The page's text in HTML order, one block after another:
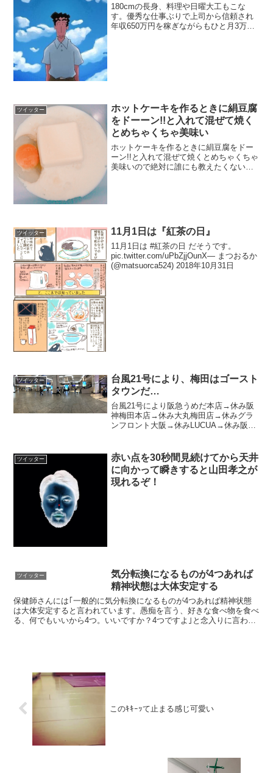
180cmの長身、料理や日曜大工もこな
す。優秀な仕事ぶりで上司から信頼され
年収650万円を稼ぎながらもひと月3万円
ツイッター
ホットケーキを作るときに絹豆腐
をドーーン!!と入れて混ぜて焼く
とめちゃくちゃ美味い
ホットケーキを作るときに絹豆腐をドー
ーン!!と入れて混ぜて焼くとめちゃくちゃ
美味いので絶対に誰にも教えたくない。
ツイッター 11月1日は『紅茶の日』
11月1日は #紅茶の日 だそうです。
pic.twitter.com/uPbZjjOunX— まつおるか
(@matsuorca524) 2018年10月31日
ツイッター
台風21号により、梅田はゴースト
タウンだ…
台風21号により阪急うめだ本店→休み阪
神梅田本店→休み大丸梅田店→休みグラ
ンフロント大阪→休みLUCUA→休み阪急
メンズ大阪→休みホワイティ梅田→休み
ディアモー...
ツイッター
赤い点を30秒間見続けてから天井
に向かって瞬きすると山田孝之が
現れるぞ！
ツイッター
気分転換になるものが4つあれば
精神状態は大体安定する
保健師さんには｢一般的に気分転換になるものが4つあれば精神状態
は大体安定すると言われています。愚痴を言う、好きな食べ物を食べ
る、何でもいいから4つ。いいですか？4つですよ｣と念入りに言われ
このｷｷｰｯて止まる感じ可愛い